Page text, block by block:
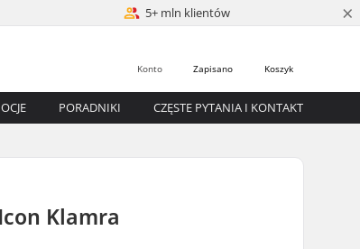
5+ mln klientów ×
Koszyk
Zapisano
Konto
PORADNIKI CZĘSTE PYTANIA I KONTAKT
Klamra